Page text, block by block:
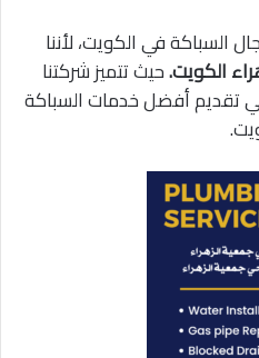
السباكة في الكويت، لأننا
الكويت.حيث تتميز شركتنا
في تقديم أفضل خدمات السباكة